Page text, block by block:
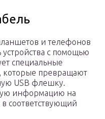
и телефонов
с помощью
специальные
превращают
USB флешку.
информацию на
в соответствующий